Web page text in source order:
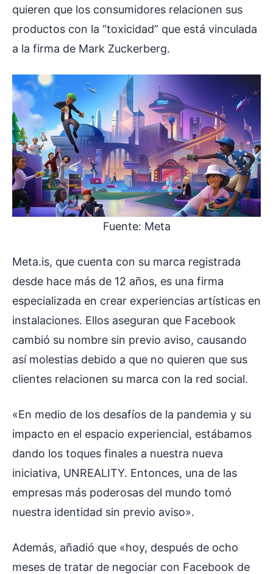
quieren que los consumidores relacionen sus
productos con la “toxicidad” que está vinculada
a la firma de Mark Zuckerberg.
Fuente: Meta
Meta.is, que cuenta con su marca registrada
desde hace más de 12 años, es una firma
especializada en crear experiencias artísticas en
instalaciones. Ellos aseguran que Facebook
cambió su nombre sin previo aviso, causando
así molestias debido a que no quieren que sus
clientes relacionen su marca con la red social.
«En medio de los desafíos de la pandemia y su
impacto en el espacio experiencial, estábamos
dando los toques finales a nuestra nueva
iniciativa, UNREALITY. Entonces, una de las
empresas más poderosas del mundo tomó
nuestra identidad sin previo aviso».
Además, añadió que «hoy, después de ocho
meses de tratar de negociar con Facebook de